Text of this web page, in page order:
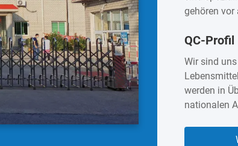
gehören
Indien,
sich
QC-Profil
Wir sind
werden in
nationalen
FDA, SGS